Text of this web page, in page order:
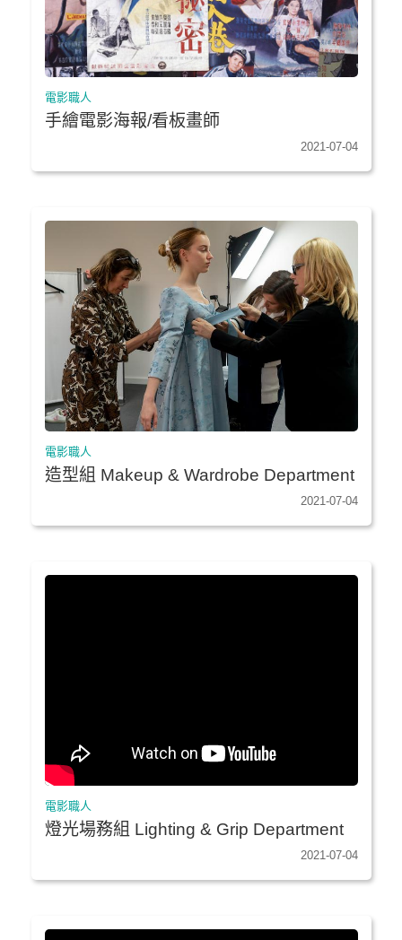
電影職人
手繪電影海報/看板畫師
2021-07-04
電影職人
造型組 Makeup & Wardrobe Department
2021-07-04
電影職人
燈光場務組 Lighting & Grip Department
2021-07-04